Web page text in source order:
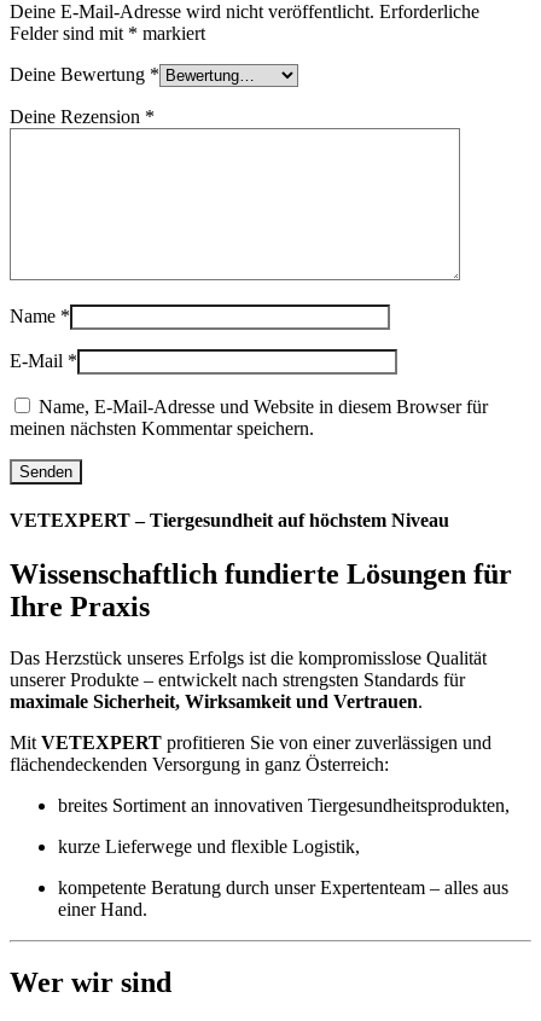
Deine E-Mail-Adresse wird nicht veröffentlicht. Erforderliche
Felder sind mit * markiert
Deine Bewertung *
Deine Rezension *
Name *
E-Mail *
Name, E-Mail-Adresse und Website in diesem Browser für
meinen nächsten Kommentar speichern.
VETEXPERT – Tiergesundheit auf höchstem Niveau
Wissenschaftlich fundierte Lösungen für
Ihre Praxis
Das Herzstück unseres Erfolgs ist die kompromisslose Qualität
unserer Produkte – entwickelt nach strengsten Standards für
maximale Sicherheit, Wirksamkeit und Vertrauen.
Mit VETEXPERT profitieren Sie von einer zuverlässigen und
flächendeckenden Versorgung in ganz Österreich:
breites Sortiment an innovativen Tiergesundheitsprodukten,
kurze Lieferwege und flexible Logistik,
kompetente Beratung durch unser Expertenteam – alles aus
einer Hand.
Wer wir sind